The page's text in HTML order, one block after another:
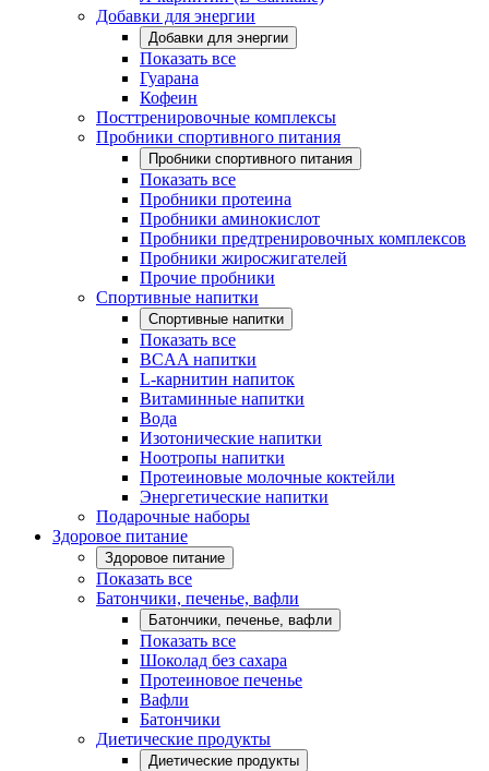
Добавки для энергии
Добавки для энергии
Показать все
Гуарана
Кофеин
Посттренировочные комплексы
Пробники спортивного питания
Пробники спортивного питания
Показать все
Пробники протеина
Пробники аминокислот
Пробники предтренировочных комплексов
Пробники жиросжигателей
Прочие пробники
Спортивные напитки
Спортивные напитки
Показать все
BCAA напитки
L-карнитин напиток
Витаминные напитки
Вода
Изотонические напитки
Ноотропы напитки
Протеиновые молочные коктейли
Энергетические напитки
Подарочные наборы
Здоровое питание
Здоровое питание
Показать все
Батончики, печенье, вафли
Батончики, печенье, вафли
Показать все
Шоколад без сахара
Протеиновое печенье
Вафли
Батончики
Диетические продукты
Диетические продукты